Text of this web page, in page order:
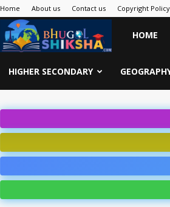
Home About us Contact us Copyright Policy
Bhugol
Shiksha
HOME
HIGHER SECONDARY